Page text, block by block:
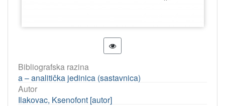
Bibliografska razina
a – analitička jedinica (sastavnica)
Autor
Ilakovac, Ksenofont [autor]